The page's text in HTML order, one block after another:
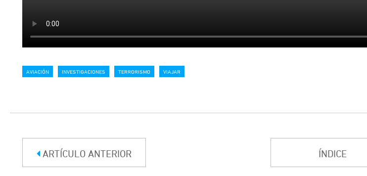
AVIACIÓN INVESTIGACIONES TERRORISMO VIAJAR
ARTÍCULO ANTERIOR ÍNDICE